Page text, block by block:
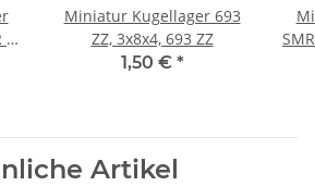
Miniatur Kugellager 693
ZZ, 3x8x4, 693 ZZ
1,50 € *
Artikel